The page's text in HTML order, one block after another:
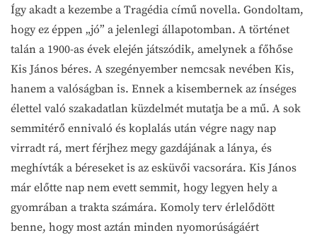
Így akadt a kezembe a Tragédia című novella. Gondoltam,
hogy ez éppen „jó” a jelenlegi állapotomban. A történet
talán a 1900-as évek elején játszódik, amelynek a főhőse
Kis János béres. A szegényember nemcsak nevében Kis,
hanem a valóságban is. Ennek a kisembernek az ínséges
élettel való szakadatlan küzdelmét mutatja be a mű. A sok
semmitérő ennivaló és koplalás után végre nagy nap
virradt rá, mert férjhez megy gazdájának a lánya, és
meghívták a béreseket is az esküvői vacsorára. Kis János
már előtte nap nem evett semmit, hogy legyen hely a
gyomrában a trakta számára. Komoly terv érlelődött
benne, hogy most aztán minden nyomorúságáért